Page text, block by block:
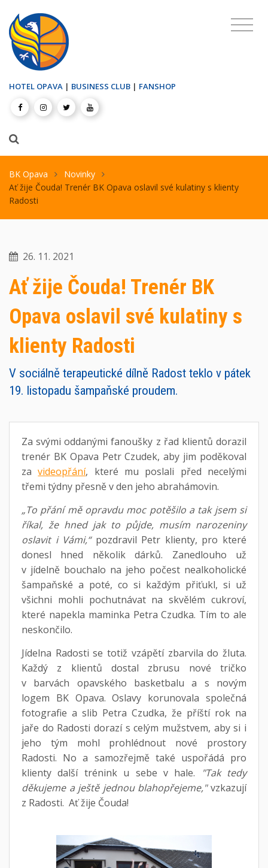
HOTEL OPAVA | BUSINESS CLUB | FANSHOP
BK Opava
Novinky
Ať žije Čouda! Trenér BK Opava oslavil své kulatiny s klienty
Radosti
26. 11. 2021
Ať žije Čouda! Trenér BK
Opava oslavil své kulatiny s
klienty Radosti
V sociálně terapeutické dílně Radost teklo v pátek
19. listopadu šampaňské proudem.
Za svými oddanými fanoušky z řad klientů dorazil
trenér BK Opava Petr Czudek, aby jim poděkoval
zavideopřání, které mu poslali před necelými
třemi týdny přesně v den jeho abrahámovin.
„To přání mě opravdu moc potěšilo a tak jsem si
říkal, že hned jak to půjde, musím narozeniny
oslavit i Vámi,“pozdravil Petr klienty, pro které
donesl hned několik dárků. Zanedlouho už
v jídelně bouchalo na jeho počest nealkoholické
šampaňské a poté, co si každým přiťukl, si už
všichni mohli pochutnávat na skvělém cukroví,
které napekla maminka Petra Czudka. Tím to ale
neskončilo.
Jídelna Radosti se totiž vzápětí zbarvila do žluta.
Každý z klientů dostal zbrusu nové tričko
v barvách opavského basketbalu a s novým
logem BK Opava. Oslavy korunovala společná
fotografie a slib Petra Czudka, že příští rok na
jaře do Radosti dorazí s celým mužstvem, aby si i
jeho tým mohl prohlédnout nové prostory
Radosti. No a samozřejmě také uspořádá pro
klienty další trénink u sebe v hale.
"Tak tedy
děkujeme a ještě jednou blahopřejeme,"vzkazují
z Radosti. Ať žije Čouda!